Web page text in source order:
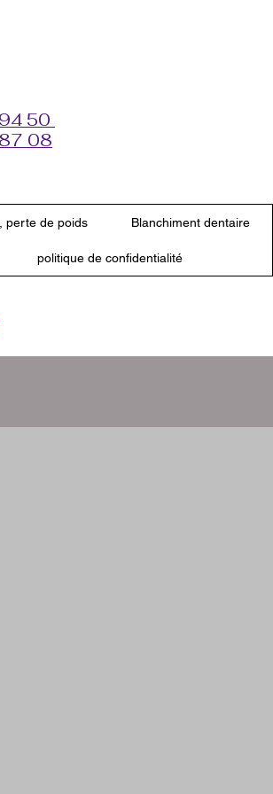
08
50
perte de poids Blanchiment dentaire
politique de confidentialité